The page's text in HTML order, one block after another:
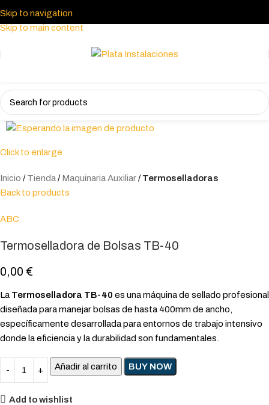
Skip to navigation
Skip to main content
Click to enlarge
Inicio Tienda Maquinaria Auxiliar
Termoselladoras
Back to products
ABC
Termoselladora de Bolsas TB-40
0,00 €
La Termoselladora TB-40 es una máquina de sellado profesional
diseñada para manejar bolsas de hasta 400mm de ancho,
específicamente desarrollada para entornos de trabajo intensivo
donde la eficiencia y la durabilidad son fundamentales.
Añadir al carrito BUY NOW
Add to wishlist